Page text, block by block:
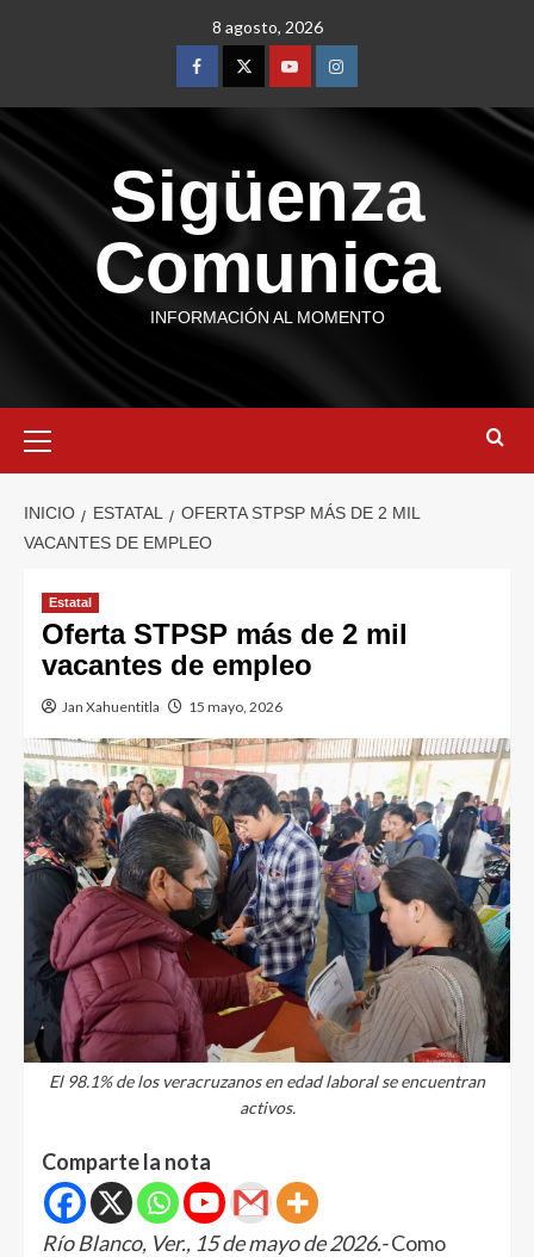
8 agosto, 2026
Sigüenza
Comunica
INFORMACIÓN AL MOMENTO
INICIO ESTATAL
OFERTA STPSP MÁS DE 2 MIL
VACANTES DE EMPLEO
Estatal
Oferta STPSP más de 2 mil
vacantes de empleo
Jan Xahuentitla 15 mayo, 2026
El 98.1% de los veracruzanos en edad laboral se encuentran
activos.
Comparte la nota
Río Blanco, Ver., 15 de mayo de 2026.-Como